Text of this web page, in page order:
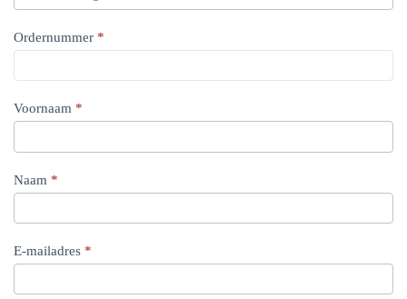
Ordernummer *
Voornaam *
Naam *
E-mailadres *